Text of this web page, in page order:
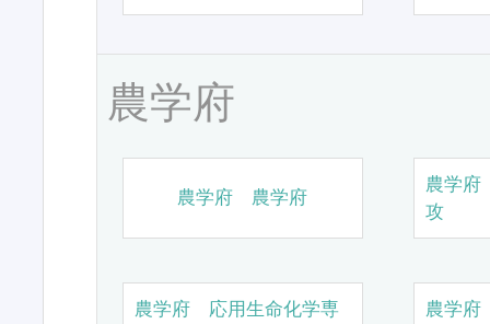
農学府
農学府 農学府
農学
攻
農学府 応用生命化学専
農学